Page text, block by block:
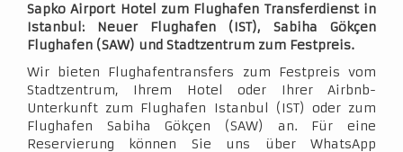
Sapko Airport Hotel zum Flughafen Transferdienst in
Istanbul: Neuer Flughafen (IST), Sabiha Gökçen
Flughafen (SAW) und Stadtzentrum zum Festpreis.
Wir bieten Flughafentransfers zum Festpreis vom
Stadtzentrum, Ihrem Hotel oder Ihrer Airbnb-
Unterkunft zum Flughafen Istanbul (IST) oder zum
Flughafen Sabiha Gökçen (SAW) an. Für eine
Reservierung können Sie uns über WhatsApp